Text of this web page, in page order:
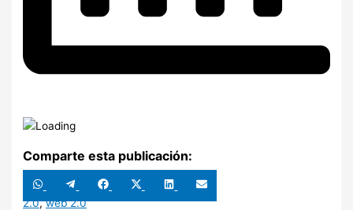
Comparte esta publicación:
Compartir
en
WhatsApp
Compartir
en
Telegram
Compartir
en
Facebook
Compartir
en
X
Compartir
en
LinkedIn
Compartir
en
Email
2.0,web 2.0